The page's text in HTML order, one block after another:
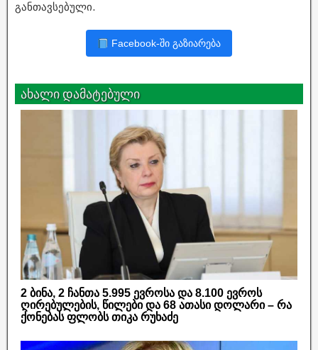
განთავსებული.
Facebook-ში გაზიარება
ახალი დამატებული
2 ბინა, 2 ჩანთა 5.995 ევროსა და 8.100 ევროს
ღირებულების, წილები და 68 ათასი დოლარი – რა
ქონებას ფლობს თიკა რუხაძე